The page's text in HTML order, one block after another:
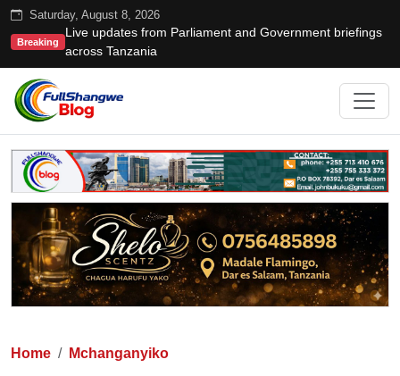
Saturday, August 8, 2026
Breaking
Live updates from Parliament and Government briefings
across Tanzania
Home Mchanganyiko